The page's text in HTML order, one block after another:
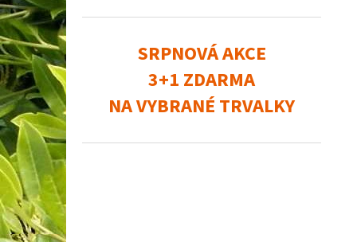
SRPNOVÁ AKCE
3+1 ZDARMA
NA VYBRANÉ TRVALKY